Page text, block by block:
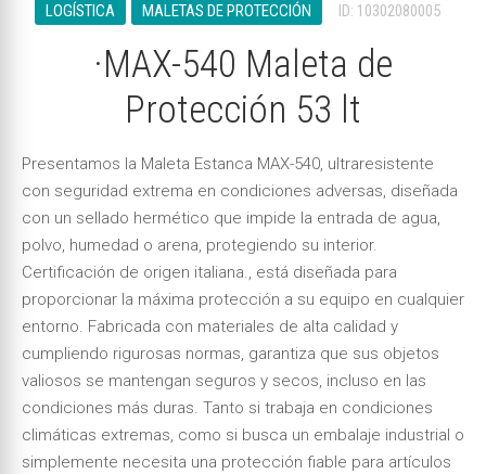
LOGÍSTICA MALETAS DE PROTECCIÓN ID: 10302080005
·MAX-540 Maleta de
Protección 53 lt
Presentamos la Maleta Estanca MAX-540, ultraresistente
con seguridad extrema en condiciones adversas, diseñada
con un sellado hermético que impide la entrada de agua,
polvo, humedad o arena, protegiendo su interior.
Certificación de origen italiana., está diseñada para
proporcionar la máxima protección a su equipo en cualquier
entorno. Fabricada con materiales de alta calidad y
cumpliendo rigurosas normas, garantiza que sus objetos
valiosos se mantengan seguros y secos, incluso en las
condiciones más duras. Tanto si trabaja en condiciones
climáticas extremas, como si busca un embalaje industrial o
simplemente necesita una protección fiable para artículos